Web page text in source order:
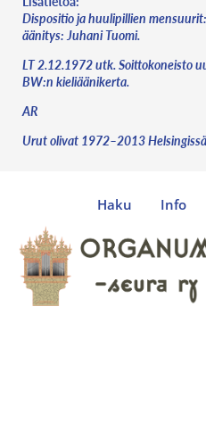
Dispositio ja huulipillien
äänitys: Juhani Tuomi.
LT 2.12.1972 utk. Soittokoneisto
BW:n kieliäänikerta.
AR
Urut olivat 1972–2013
Haku Info